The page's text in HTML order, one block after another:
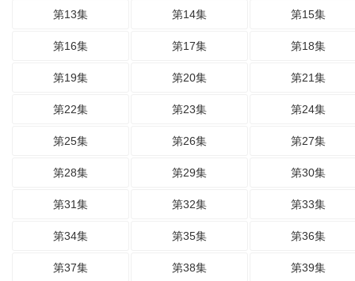
第13集 第14集 第15集
第16集 第17集 第18集
第19集 第20集 第21集
第22集 第23集 第24集
第25集 第26集 第27集
第28集 第29集 第30集
第31集 第32集 第33集
第34集 第35集 第36集
第37集 第38集 第39集